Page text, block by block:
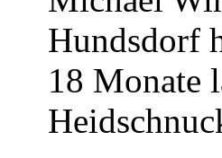
Hundsdorf
18 Monate